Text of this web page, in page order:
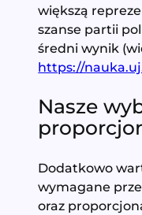
większą
szanse partii
średni wynik
https://
Nasze
Dodatkowo
wymagane
oraz